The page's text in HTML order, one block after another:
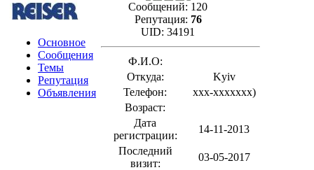
Основное
Сообщения
Темы
Репутация
Объявления
Сообщений: 120
Репутация: 76
UID: 34191
Ф.И.О:
Откуда:
Kyiv
Телефон:
xxx-xxxxxxx)
Возраст:
Дата
регистрации:
14-11-2013
Последний
визит:
03-05-2017